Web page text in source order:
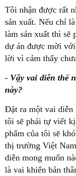
Tôi nhận được rất
sản xuất. Nếu chỉ
làm sản xuất thì sẽ
dự án được mời
lời vì cảm thấy
- Vậy vai diễn thế
này?
Đặt ra một vai diễn
tôi sẽ phải tự viết
phẩm của tôi sẽ
thị trường Việt
diễn mong muốn
là vai khiến bản